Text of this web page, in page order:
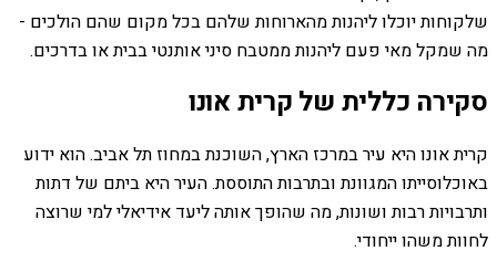
שלקוחות יוכלו ליהנות מהארוחות שלהם בכל מקום שהם הולכים -
מה שמקל מאי פעם ליהנות ממטבח סיני אותנטי בבית או בדרכים.
סקירה כללית של קרית אונו
קרית אונו היא עיר במרכז הארץ, השוכנת במחוז תל אביב. הוא ידוע
באוכלוסייתו המגוונת ובתרבות התוססת. העיר היא ביתם של דתות
ותרבויות רבות ושונות, מה שהופך אותה ליעד אידיאלי למי שרוצה
לחוות משהו ייחודי.